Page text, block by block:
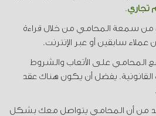
.
من سمعة المحامي من خلال قراءة
عملاء سابقين أو عبر الإنترنت.
مع المحامي على الأتعاب والشروط
القانونية. يفضل أن يكون هناك عقد
من أن المحامي يتواصل معك بشكل